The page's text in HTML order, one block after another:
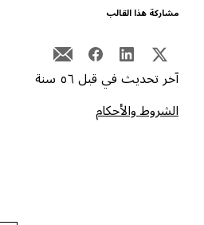
هذا القالب
تحديث في قبل ٥٦ سنة
والأحكام